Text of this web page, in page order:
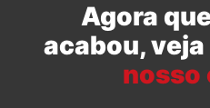
Agora
acabou,
nosso